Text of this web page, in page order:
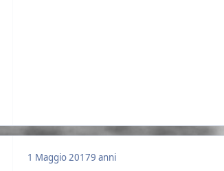
1 Maggio 20179 anni